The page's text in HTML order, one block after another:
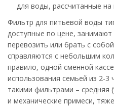
для воды, рассчитанные
Фильтр для питьевой воды
доступные по цене, занимают
перевозить или брать с
справляются с небольшим
правило, одной сменной
использования семьей из 2-3
такими фильтрами – средняя
и механические примеси,